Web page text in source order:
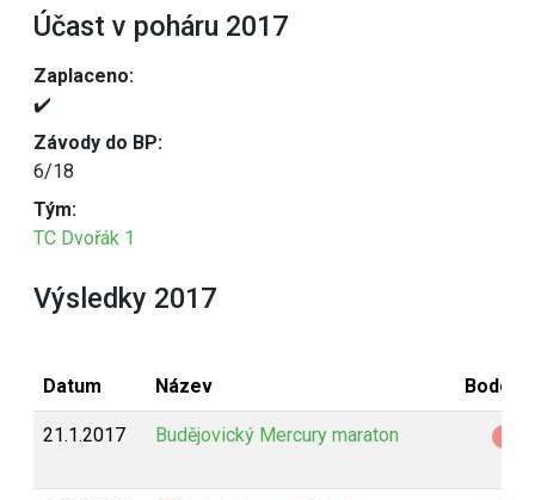
Účast v poháru 2017
Zaplaceno:
✔️
Závody do BP:
6/18
Tým:
TC Dvořák 1
Výsledky 2017
Datum Název
21.1.2017 Budějovický Mercury maraton